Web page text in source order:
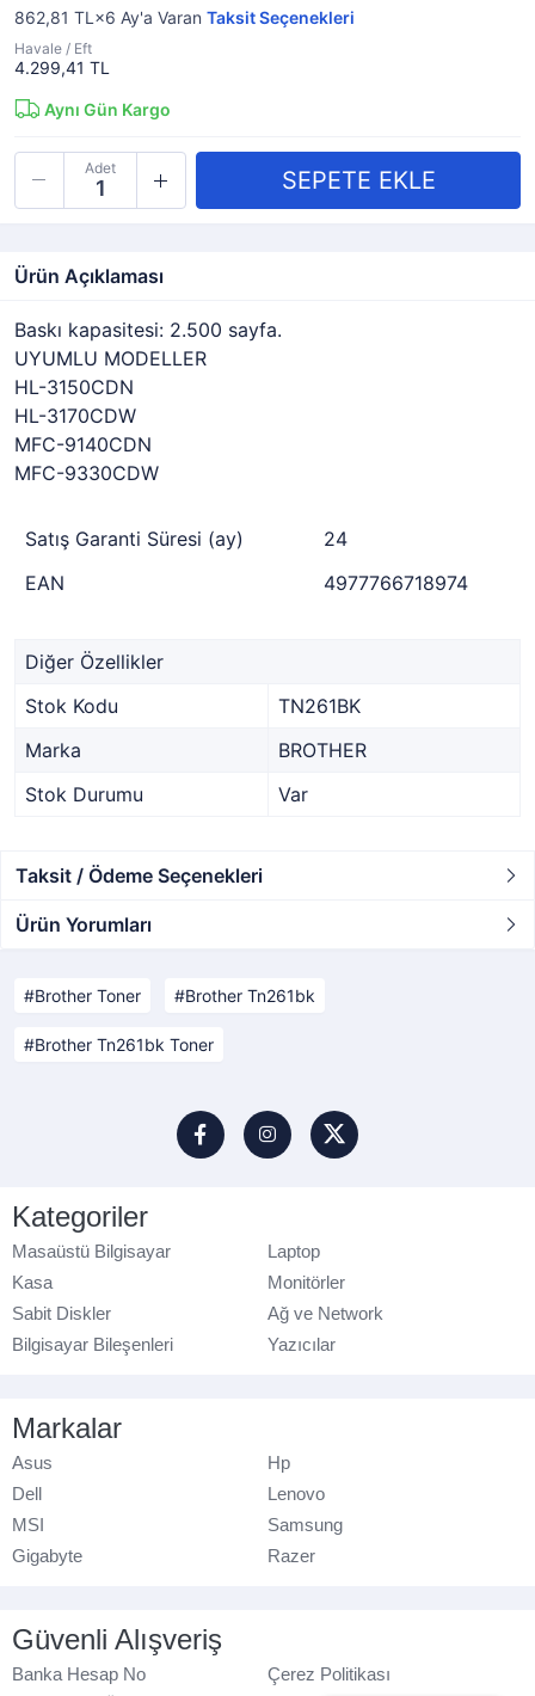
862,81 TL×6 Ay'a Varan Taksit Seçenekleri
Havale / Eft
4.299,41 TL
Aynı Gün Kargo
Adet
Ürün Açıklaması
Baskı kapasitesi: 2.500 sayfa.
UYUMLU MODELLER
HL-3150CDN
HL-3170CDW
MFC-9140CDN
MFC-9330CDW
Satış Garanti Süresi (ay)
24
EAN
4977766718974
Diğer Özellikler
Stok Kodu
TN261BK
Marka
BROTHER
Stok Durumu
Var
Taksit / Ödeme Seçenekleri
Ürün Yorumları
Brother Toner Brother Tn261bk
Brother Tn261bk Toner
Kategoriler
Masaüstü Bilgisayar
Laptop
Kasa
Monitörler
Sabit Diskler
Ağ ve Network
Bilgisayar Bileşenleri
Yazıcılar
Markalar
Asus
Hp
Dell
Lenovo
MSI
Samsung
Gigabyte
Razer
Güvenli Alışveriş
Banka Hesap No
Çerez Politikası